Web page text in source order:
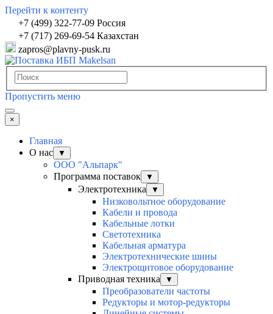
Перейти к контенту
+7 (499) 322-77-09 Россия
+7 (717) 269-69-54 Казахстан
zapros@plavny-pusk.ru
Пропустить меню
×
Главная
О нас
▼
ООО "Альпарк"
Программа поставок
▼
Электротехника ▼
Низковольтное оборудование
Кабели и провода
Кабельные лотки
Светотехника
Кабельная арматура
Электротехнические шины
Электрощитовое оборудование
Приводная техника
▼
Преобразователи частоты
Редукторы и мотор-редукторы